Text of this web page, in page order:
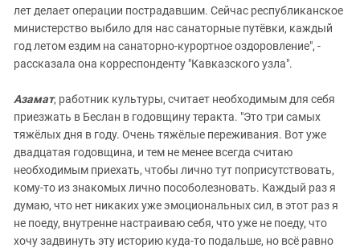
лет делает операции пострадавшим. Сейчас республиканское
министерство выбило для нас санаторные путёвки, каждый
год летом ездим на санаторно-курортное оздоровление", -
рассказала она корреспонденту "Кавказского узла".
Азамат, работник культуры, считает необходимым для себя
приезжать в Беслан в годовщину теракта. "Это три самых
тяжёлых дня в году. Очень тяжёлые переживания. Вот уже
двадцатая годовщина, и тем не менее всегда считаю
необходимым приехать, чтобы лично тут поприсутствовать,
кому-то из знакомых лично пособолезновать. Каждый раз я
думаю, что нет никаких уже эмоциональных сил, в этот раз я
не поеду, внутренне настраиваю себя, что уже не поеду, что
хочу задвинуть эту историю куда-то подальше, но всё равно